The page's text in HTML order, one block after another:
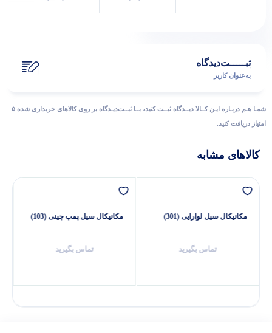
ثبـــــت‌دیدگاه
به‌عنوان کاربر
شمـا هـم دربـاره ایـن کــالا دیــدگاه ثبــت کنید، بــا ثبــت‌دیـدگاه بر روی کالاهای خریداری شده ۵
امتیاز دریافت کنید.
کالاهای مشابه
مکانیکال سیل لوارایی (301)
تماس بگیرید
مکانیکال سیل پمپ چینی (103)
تماس بگیرید